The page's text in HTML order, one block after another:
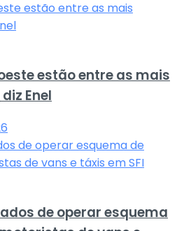
estão entre as mais
Enel
de operar esquema